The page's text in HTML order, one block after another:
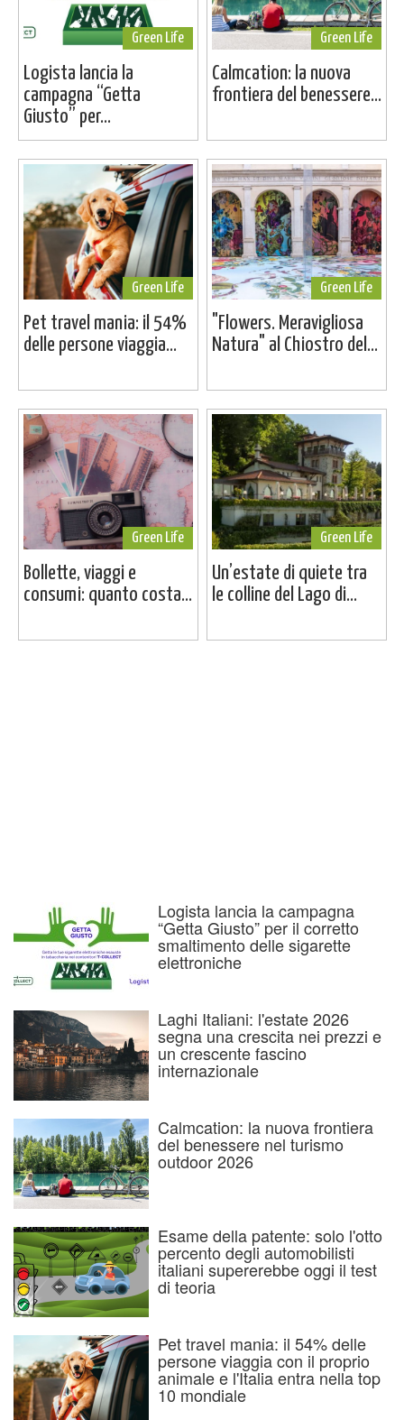
Green Life
Logista lancia la
campagna “Getta
Giusto” per...
Green Life
Calmcation: la nuova
frontiera del benessere...
Green Life
Pet travel mania: il 54%
delle persone viaggia...
Green Life
"Flowers. Meravigliosa
Natura" al Chiostro del...
Green Life
Bollette, viaggi e
consumi: quanto costa...
Green Life
Un’estate di quiete tra
le colline del Lago di...
Logista lancia la campagna
“Getta Giusto” per il corretto
smaltimento delle sigarette
elettroniche
Laghi Italiani: l'estate 2026
segna una crescita nei prezzi e
un crescente fascino
internazionale
Calmcation: la nuova frontiera
del benessere nel turismo
outdoor 2026
Esame della patente: solo l'otto
percento degli automobilisti
italiani supererebbe oggi il test
di teoria
Pet travel mania: il 54% delle
persone viaggia con il proprio
animale e l'Italia entra nella top
10 mondiale